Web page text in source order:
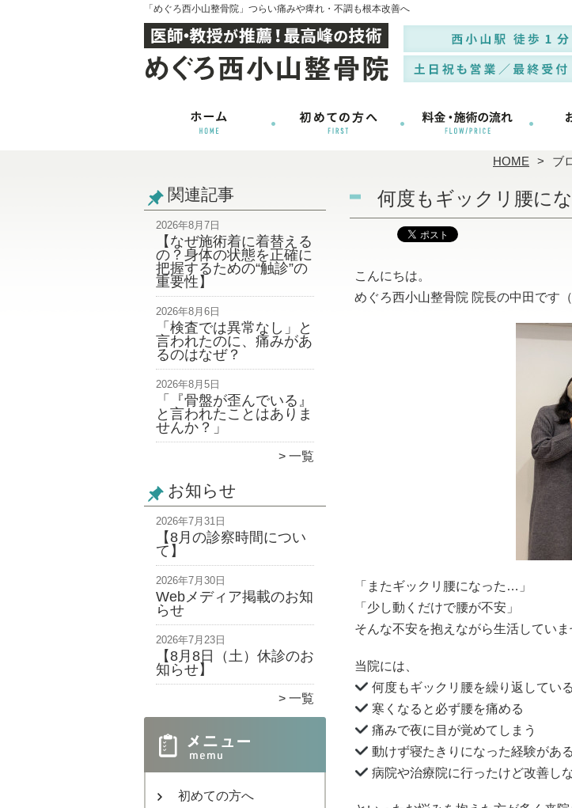
「めぐろ西小山整骨院」つらい痛みや痺れ・不調も根本改善へ
HOME ブ
関連記事
2026年8月7日
【なぜ施術着に着替える
の？身体の状態を正確に
把握するための“触診”の
重要性】
2026年8月6日
「検査では異常なし」と
言われたのに、痛みがあ
るのはなぜ？
2026年8月5日
「『骨盤が歪んでいる』
と言われたことはありま
せんか？」
一覧
お知らせ
2026年7月31日
【8月の診察時間につい
て】
2026年7月30日
Webメディア掲載のお知
らせ
2026年7月23日
【8月8日（土）休診のお
知らせ】
一覧
初めての方へ
何度もギックリ腰に
こんにちは。
めぐろ西小山整骨院 院長の中田です（
「またギックリ腰になった…」
「少し動くだけで腰が不安」
そんな不安を抱えながら生活していま
当院には、
何度もギックリ腰を繰り返している
寒くなると必ず腰を痛める
痛みで夜に目が覚めてしまう
動けず寝たきりになった経験がある
病院や治療院に行ったけど改善し